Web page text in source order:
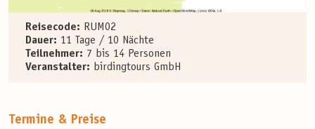
Reisecode: RUM02
Dauer: 11 Tage / 10 Nächte
Teilnehmer: 7 bis 14 Personen
Veranstalter: birdingtours GmbH
Termine & Preise